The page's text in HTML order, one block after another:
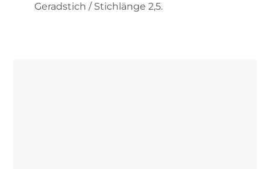
Geradstich / Stichlänge 2,5.